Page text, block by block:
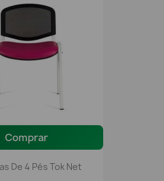
Comprar
De 4 Pés Tok Net